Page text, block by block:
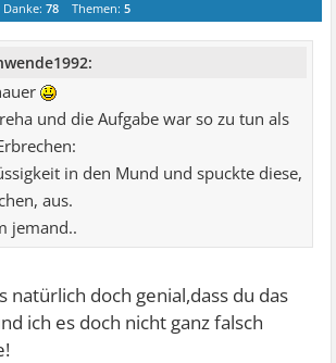
Danke:78 Themen:5
und die Aufgabe war so zu tun als
in den Mund und spuckte diese,
aus.
jemand..
natürlich doch genial,dass du das
ich es doch nicht ganz falsch